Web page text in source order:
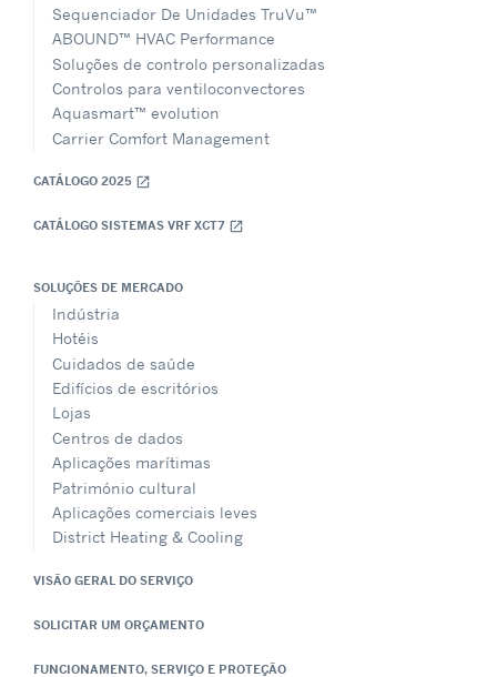
Sequenciador De Unidades TruVu™
ABOUND™ HVAC Performance
Soluções de controlo personalizadas
Controlos para ventiloconvectores
Aquasmart™ evolution
Carrier Comfort Management
CATÁLOGO 2025 open_in_new
CATÁLOGO SISTEMAS VRF XCT7 open_in_new
SOLUÇÕES DE MERCADO
Indústria
Hotéis
Cuidados de saúde
Edifícios de escritórios
Lojas
Centros de dados
Aplicações marítimas
Património cultural
Aplicações comerciais leves
District Heating & Cooling
VISÃO GERAL DO SERVIÇO
SOLICITAR UM ORÇAMENTO
FUNCIONAMENTO, SERVIÇO E PROTEÇÃO